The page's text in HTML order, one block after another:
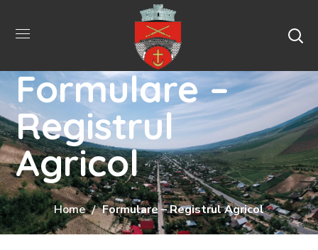
Formulare –
Registrul
Agricol
Home Formulare – Registrul Agricol